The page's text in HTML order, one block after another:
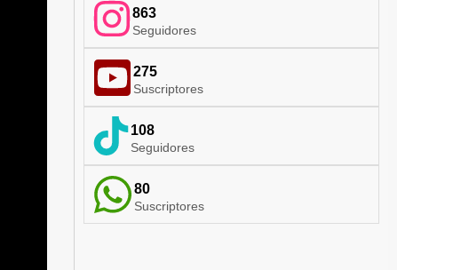
863
Seguidores
275
Suscriptores
108
Seguidores
80
Suscriptores